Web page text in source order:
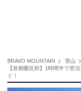
BRAVO MOUNTAIN
登山
【首都圏近郊】1時間半で登
ぐ！